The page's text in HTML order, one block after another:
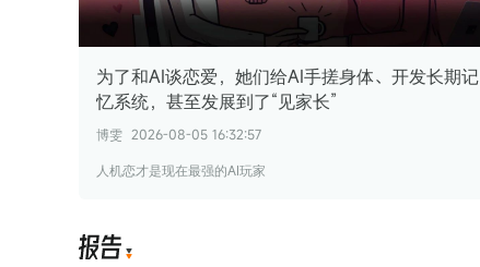
为了和AI谈恋爱，她们给AI手搓身体、开发长期记
忆系统，甚至发展到了“见家长”
博雯 2026-08-05 16:32:57
人机恋才是现在最强的AI玩家